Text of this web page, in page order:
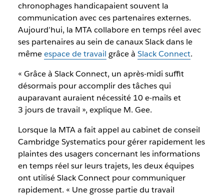
chronophages handicapaient souvent la
communication avec ces partenaires externes.
Aujourd’hui, la MTA collabore en temps réel avec
ses partenaires au sein de canaux Slack dans le
mêmeespace de travail grâce à Slack Connect.
« Grâce à Slack Connect, un après-midi suffit
désormais pour accomplir des tâches qui
auparavant auraient nécessité 10 e-mails et
3 jours de travail », explique M. Gee.
Lorsque la MTA a fait appel au cabinet de conseil
Cambridge Systematics pour gérer rapidement les
plaintes des usagers concernant les informations
en temps réel sur leurs trajets, les deux équipes
ont utilisé Slack Connect pour communiquer
rapidement. « Une grosse partie du travail